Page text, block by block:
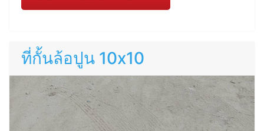
ที่กั้นล้อปูน 10x10